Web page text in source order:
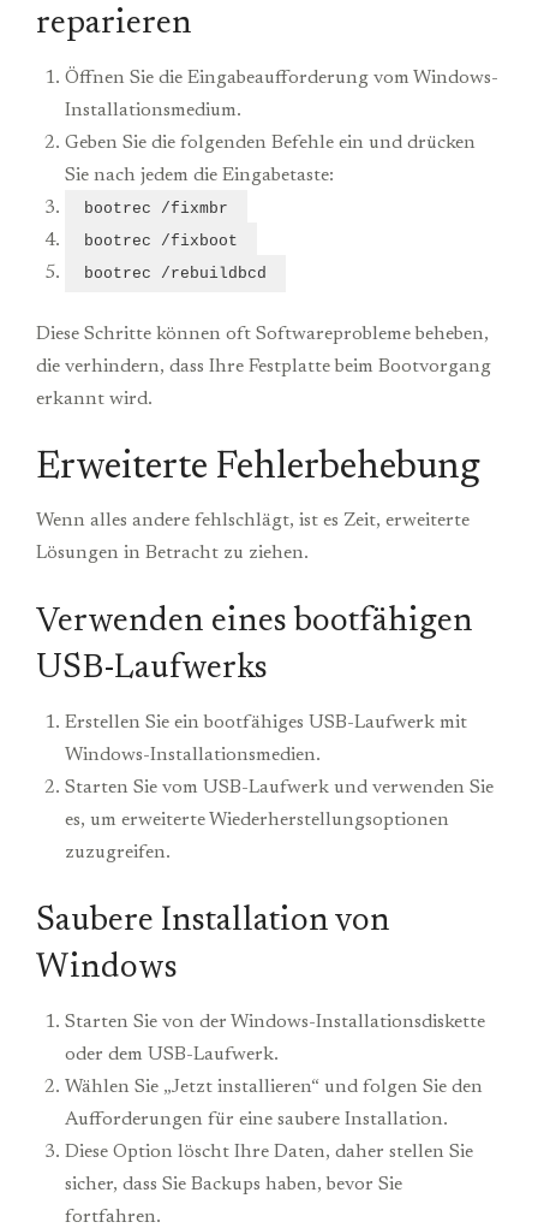
reparieren
Öffnen Sie die Eingabeaufforderung vom Windows-
Installationsmedium.
Geben Sie die folgenden Befehle ein und drücken
Sie nach jedem die Eingabetaste:
bootrec /fixmbr
bootrec /fixboot
bootrec /rebuildbcd
Diese Schritte können oft Softwareprobleme beheben,
die verhindern, dass Ihre Festplatte beim Bootvorgang
erkannt wird.
Erweiterte Fehlerbehebung
Wenn alles andere fehlschlägt, ist es Zeit, erweiterte
Lösungen in Betracht zu ziehen.
Verwenden eines bootfähigen
USB-Laufwerks
Erstellen Sie ein bootfähiges USB-Laufwerk mit
Windows-Installationsmedien.
Starten Sie vom USB-Laufwerk und verwenden Sie
es, um erweiterte Wiederherstellungsoptionen
zuzugreifen.
Saubere Installation von
Windows
Starten Sie von der Windows-Installationsdiskette
oder dem USB-Laufwerk.
Wählen Sie „Jetzt installieren“ und folgen Sie den
Aufforderungen für eine saubere Installation.
Diese Option löscht Ihre Daten, daher stellen Sie
sicher, dass Sie Backups haben, bevor Sie
fortfahren.